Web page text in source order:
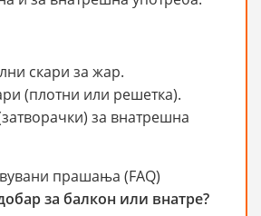
скари за жар.
(плотни или решетка).
за внатрешна
прашања (FAQ)
за балкон или внатре?